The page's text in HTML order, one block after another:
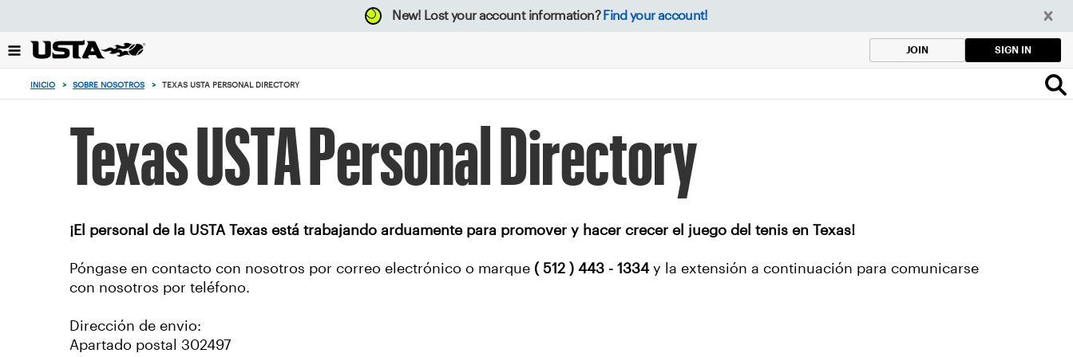
el
botón
New! Lost your account information? Find your account!
JOIN SIGN IN
INICIO > SOBRE NOSOTROS > TEXAS USTA PERSONAL DIRECTORY
Texas USTA Personal Directory
¡El personal de la USTA Texas está trabajando arduamente para promover y hacer crecer el juego del tenis en Texas!
Póngase en contacto con nosotros por correo electrónico o marque ( 512 ) 443 - 1334 y la extensión a continuación para comunicarse
con nosotros por teléfono.
Dirección de envio:
Apartado postal 302497